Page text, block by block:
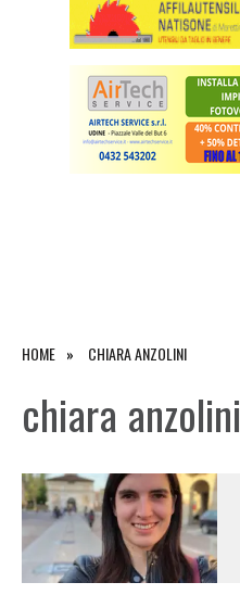
HOME CHIARA ANZOLINI
chiara anzolini